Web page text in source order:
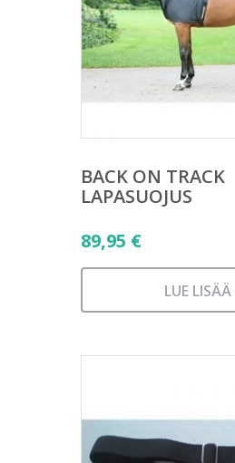
BACK ON TRACK
LAPASUOJUS
89,95 €
LUE